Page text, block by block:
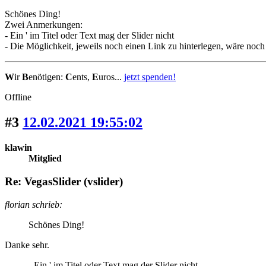
Schönes Ding!
Zwei Anmerkungen:
- Ein ' im Titel oder Text mag der Slider nicht
- Die Möglichkeit, jeweils noch einen Link zu hinterlegen, wäre
WirBenötigen: Cents, Euros... jetzt spenden!
Offline
#3 12.02.2021 19:55:02
klawin
Mitglied
Re: VegasSlider (vslider)
florian schrieb:
Schönes Ding!
Danke sehr.